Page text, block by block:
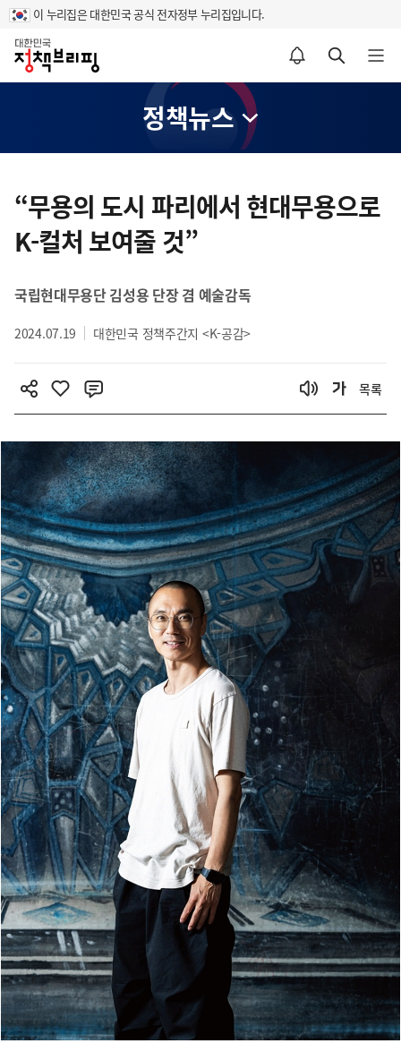
이 누리집은 대한민국 공식 전자정부 누리집입니다.
홈
알림설정 바로가기 검색 바로가기 메뉴 열기
정책뉴스
텐
영
“무용의 도시 파리에서 현대무용으로
K-컬처 보여줄 것”
국립현대무용단 김성용 단장 겸 예술감독
2024.07.19 대한민국 정책주간지 <K-공감>
목록